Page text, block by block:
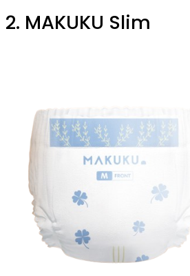
2. MAKUKU Slim